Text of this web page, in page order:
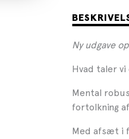
Ny udgave
Hvad taler
Mental
fortolkning
Med afsæt i